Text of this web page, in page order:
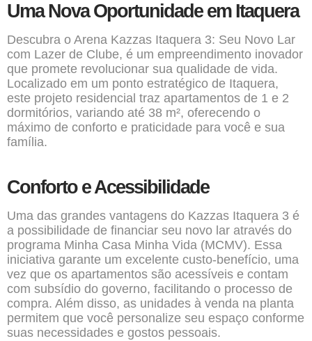
Uma Nova Oportunidade em Itaquera
Descubra o Arena Kazzas Itaquera 3: Seu Novo Lar
com Lazer de Clube, é um empreendimento inovador
que promete revolucionar sua qualidade de vida.
Localizado em um ponto estratégico de Itaquera,
este projeto residencial traz apartamentos de 1 e 2
dormitórios, variando até 38 m², oferecendo o
máximo de conforto e praticidade para você e sua
família.
Conforto e Acessibilidade
Uma das grandes vantagens do Kazzas Itaquera 3 é
a possibilidade de financiar seu novo lar através do
programa Minha Casa Minha Vida (MCMV). Essa
iniciativa garante um excelente custo-benefício, uma
vez que os apartamentos são acessíveis e contam
com subsídio do governo, facilitando o processo de
compra. Além disso, as unidades à venda na planta
permitem que você personalize seu espaço conforme
suas necessidades e gostos pessoais.